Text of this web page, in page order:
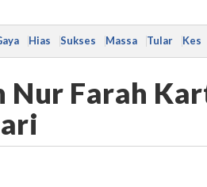
Hias Sukses Massa Tular Kes
Nur Farah